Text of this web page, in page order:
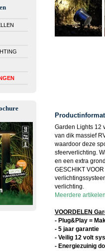
Garden Lights 12
van dik massief
waardoor deze
sfeerverlichting.
en een extra
GESCHIKT
verlichting.
Meerdere
VOORDELEN
- Plug&Play =
- 5 jaar garantie
- Veilig 12 volt
- Energiezuinig